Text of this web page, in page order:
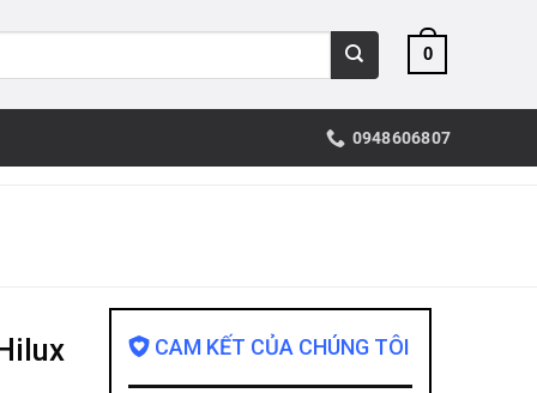
0
0948606807
CAM KẾT CỦA CHÚNG TÔI